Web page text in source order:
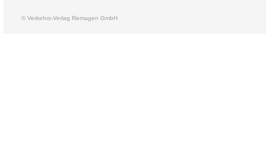
© Verkehrs-Verlag Remagen GmbH